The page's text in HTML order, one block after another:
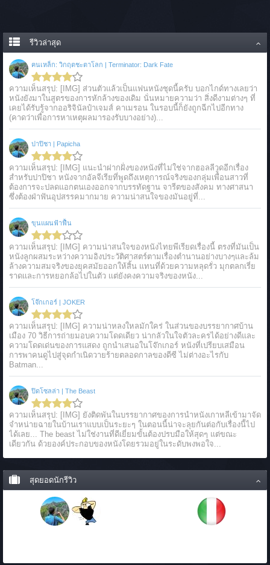
รีวิวล่าสุด
ฅนเหล็ก: วิกฤตชะตาโลก | Terminator: Dark Fate
ความเห็นสรุป: [IMG] ส่วนตัวแล้วเป็นแฟนหนังชุดนี้ครับ บอกไกด์ทางเลยว่า
หนังยังมาในสูตรของการหักล้างของเดิม นั่นหมายความว่า สิ่งดีงามต่างๆ ที่
เคยได้รับรู้จากออริจินัลป๋าเจมส์ คาเมรอน ในรอบนี้ก็ยังถูกฉีกไปอีกทาง
(คาดว่าเพื่อการหาเหตุผลมารองรับบางอย่าง)...
ปาปิชา | Papicha
ความเห็นสรุป: [IMG] แนะนำฝากฝั่งของหนังที่ไม่ใช่จากฮอลลีวูดอีกเรื่อง
สำหรับปาปิชา หนังจากอัลจีเรียที่พูดถึงเหตุการณ์จริงของกลุ่มเพื่อนสาวที่
ต้องการจะปลดแอกตนเองออกจากบรรทัดฐาน จารีตของสังคม ทางศาสนา
ซึ่งต้องฝ่าฟันอุปสรรคมากมาย ความน่าสนใจของมันอยู่ที่...
ขุนแผนฟ้าฟื้น
ความเห็นสรุป: [IMG] ความน่าสนใจของหนังไทยพีเรียดเรื่องนี้ ตรงที่มันเป็น
หนังลูกผสมระหว่างความอิงประวัติศาสตร์ตามเรื่องตำนานอย่างบางๆเเละล้ม
ล้างความสมจริงของยุคสมัยออกให้สิ้น แทนที่ด้วยความหลุดรั่ว มุกตลกเรี่ย
ราดเเละการหยอกล้อไปในตัว เเต่ยังคงความจริงของหนัง...
โจ๊กเกอร์ | JOKER
ความเห็นสรุป: [IMG] ความน่าหลงใหลมักใคร่ ในส่วนของบรรยากาศบ้าน
เมือง 70 วิธีการถ่ายมอบความโดดเดียว น่ากลัวในใจตัวละครได้อย่างดีและ
ความโดดเด่นของการแสดง ถูกนำเสนอในโจ๊กเกอร์ หนังที่เปรียบเสมือน
การพาคนดูไปสู่จุดกำเนิดวายร้ายตลอดกาลของดีซี ไม่ต่างอะไรกับ
Batman...
ปิดโซลล่า | The Beast
ความเห็นสรุป: [IMG] ยังติดพันในบรรยากาศของการนำหนังเกาหลีเข้ามาจัด
จำหน่ายฉายในบ้านเราแบบเป็นระยะๆ ในตอนนี้น่าจะลุยกันต่อกับเรื่องนี้ไป
ได้เลย... The beast ไม่ใช่งานที่ดีเยี่ยมขั้นต้องปรบมือให้สุดๆ แต่ขณะ
เดียวกัน ด้วยองค์ประกอบของหนังโดยรวมอยู่ในระดับพงพอใจ...
สุดยอดนักรีวิว